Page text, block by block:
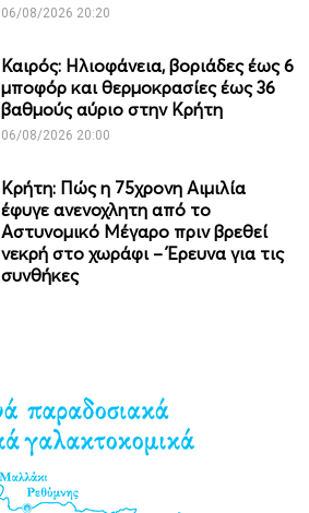
06/08/2026 20:20
Καιρός: Ηλιοφάνεια, βοριάδες έως 6
μποφόρ και θερμοκρασίες έως 36
βαθμούς αύριο στην Κρήτη
06/08/2026 20:00
Κρήτη: Πώς η 75χρονη Αιμιλία
έφυγε ανενοχλητη από το
Αστυνομικό Μέγαρο πριν βρεθεί
νεκρή στο χωράφι – Έρευνα για τις
συνθήκες